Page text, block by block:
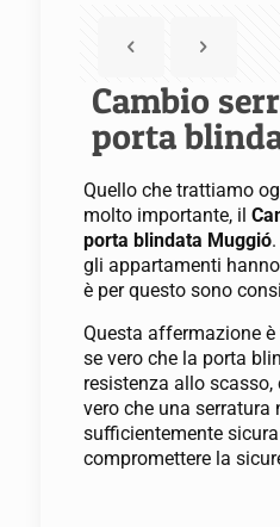
Cambio
porta
Quello che trattiamo
molto importante, il
porta blindata Muggió
gli appartamenti
è per questo sono
Questa affermazione
se vero che la porta
resistenza allo
vero che una serratura
sufficientemente
compromettere la